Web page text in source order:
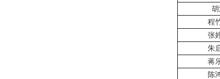
程
张
朱
蒋
陈